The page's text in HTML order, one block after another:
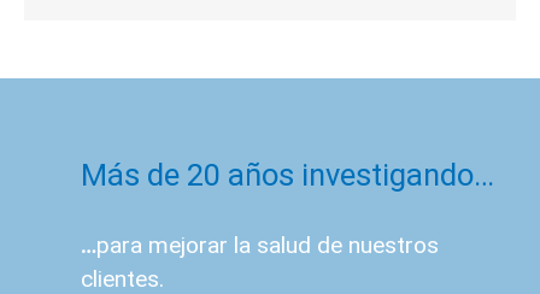
Más de 20 años investigando…
…para mejorar la salud de nuestros
clientes.